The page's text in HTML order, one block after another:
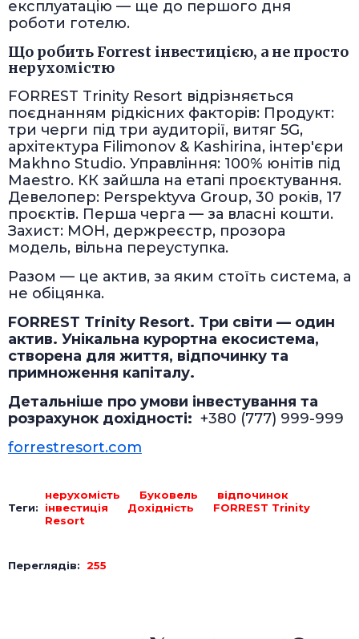
експлуатацію — ще до першого дня
роботи готелю.
Що робить Forrest інвестицією, а не просто
нерухомістю
FORREST Trinity Resort відрізняється
поєднанням рідкісних факторів: Продукт:
три черги під три аудиторії, витяг 5G,
архітектура Filimonov & Kashirina, інтер'єри
Makhno Studio. Управління: 100% юнітів під
Maestro. КК зайшла на етапі проєктування.
Девелопер: Perspektyva Group, 30 років, 17
проєктів. Перша черга — за власні кошти.
Захист: МОН, держреєстр, прозора
модель, вільна переуступка.
Разом — це актив, за яким стоїть система, а
не обіцянка.
FORREST Trinity Resort. Три світи — один
актив. Унікальна курортна екосистема,
створена для життя, відпочинку та
примноження капіталу.
Детальніше про умови інвестування та
розрахунок дохідності: +380 (777) 999-999
forrestresort.com
Теги:
нерухомість Буковель
відпочинок
інвестиція
Дохідність
FORREST Trinity
Resort
Переглядів: 255